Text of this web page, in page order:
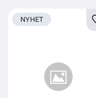
NYHET